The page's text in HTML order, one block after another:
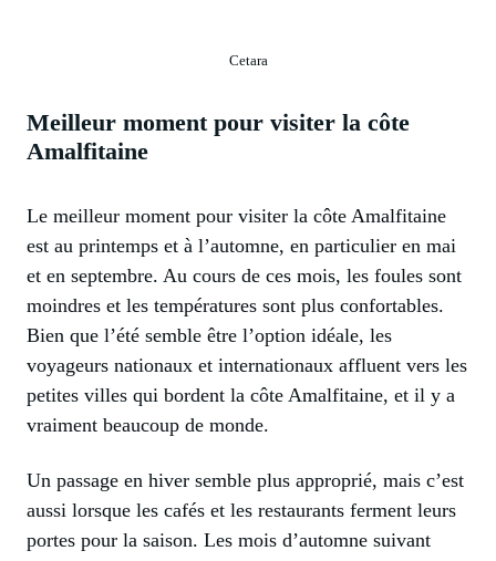
Cetara
Meilleur moment pour visiter la côte
Amalfitaine
Le meilleur moment pour visiter la côte Amalfitaine
est au printemps et à l’automne, en particulier en mai
et en septembre. Au cours de ces mois, les foules sont
moindres et les températures sont plus confortables.
Bien que l’été semble être l’option idéale, les
voyageurs nationaux et internationaux affluent vers les
petites villes qui bordent la côte Amalfitaine, et il y a
vraiment beaucoup de monde.
Un passage en hiver semble plus approprié, mais c’est
aussi lorsque les cafés et les restaurants ferment leurs
portes pour la saison. Les mois d’automne suivant